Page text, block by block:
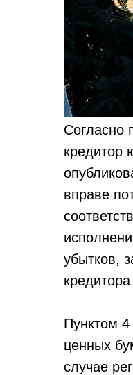
Согласно
кредитор
вправе
убытков,
Пунктом
ценных
случае